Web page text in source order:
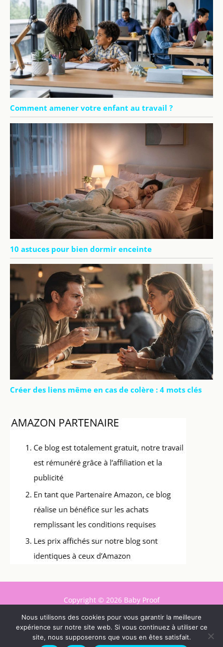
Comment amener votre enfant au travail ?
10 astuces pour bien dormir enceinte
Créer des liens même en cas de colère : 4 mots clés
Copyright © 2026 Baby Proof
Contact
Mentions légales
Politique de confidentialité
Nous utilisons des cookies pour vous garantir la meilleure
expérience sur notre site web. Si vous continuez à utiliser ce
site, nous supposerons que vous en êtes satisfait.